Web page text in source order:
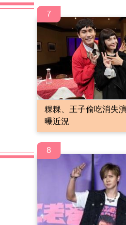
7
粿粿、王子偷吃消失
曝近況
8